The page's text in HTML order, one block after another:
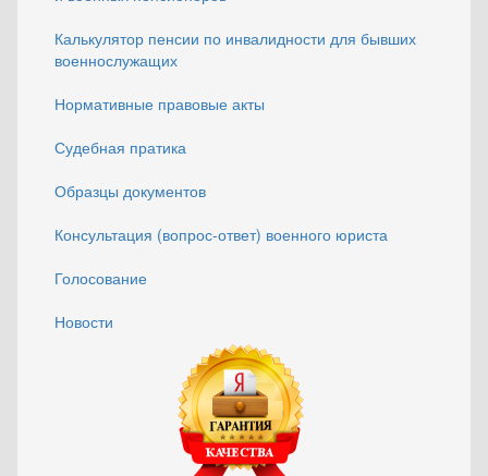
Калькулятор пенсии по инвалидности для бывших
военнослужащих
Нормативные правовые акты
Судебная пратика
Образцы документов
Консультация (вопрос-ответ) военного юриста
Голосование
Новости